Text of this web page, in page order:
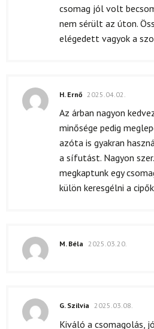
csomag jól volt
nem sérült az úton.
elégedett vagyok a
H. Ernő 2025.04.02.
Az árban nagyon
minősége pedig
azóta is gyakran
a sífutást. Nagyon
megkaptunk egy
külön keresgélni a
M. Béla 2025.03.20.
G. Szilvia 2025.03.08.
Kiváló a csomagolás,